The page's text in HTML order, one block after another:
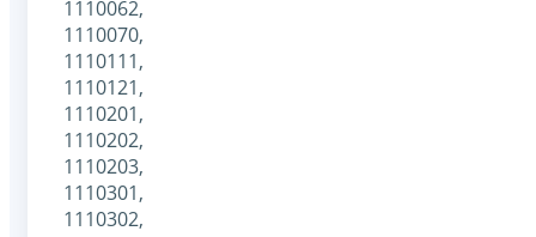
1110062,
1110070,
1110111,
1110121,
1110201,
1110202,
1110203,
1110301,
1110302,